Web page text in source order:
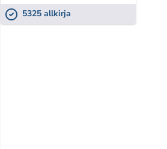
5325 allkirja